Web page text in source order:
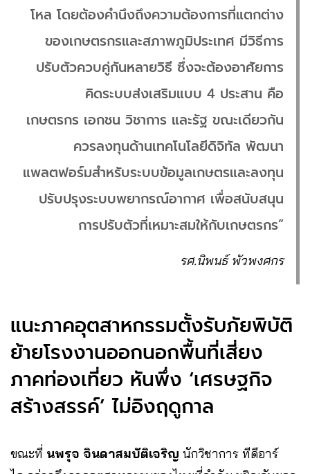
โหล โดยต้องคำนึงถึงความต้องการที่แตกต่าง
ของเกษตรกรและสภาพภูมิประเทศ มีวิธีการ
ปรับตัวควบคู่กันหลายวิธี ซึ่งจะต้องอาศัยการ
คิดระบบส่งเสริมแบบ 4 ประสาน คือ
เกษตรกร เอกชน วิชาการ และรัฐ ขณะเดียวกัน
ควรลงทุนด้านเทคโนโลยีดิจิทัล พัฒนา
แพลตฟอร์มสำหรับระบบข้อมูลเกษตรและลงทุน
ปรับปรุงระบบพยากรณ์อากาศ เพื่อสนับสนุน
การปรับตัวที่เหมาะสมให้กับเกษตรกร”
รศ.นิพนธ์ พัวพงศกร
แนะภาคอุตสาหกรรมตั้งรับภัยพิบัติ
ย้ายโรงงานออกนอกพื้นที่เสี่ยง
ภาคท่องเที่ยว หันพึ่ง ‘เศรษฐกิจ
สร้างสรรค์’ ไม่อิงฤดูกาล
ขณะที่ นพรุจ จินดาสมบัติเจริญ นักวิชาการ ทีดีอาร์